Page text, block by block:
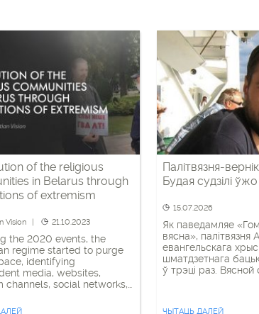
of the religious
in Belarus through
of extremism
Vision 21.10.2023
the 2020 events, the
regime started to purge
identifying
media, websites,
channels, social networks,
as “extremist
Палітвязня-
Будая судзілі
15.07.2026
Як паведамляе
вясна», палітвязня
евангельскага
шматдзетнага
ў трэці раз. Вясной
ЧЫТАЦЬ ДАЛЕЙ